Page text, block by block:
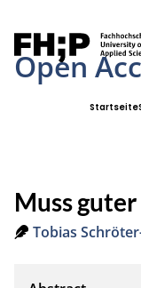
Open
Startseite
Muss
Tobias